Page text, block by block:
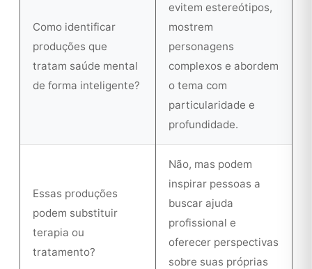
Como identificar
produções que
tratam saúde mental
de forma inteligente?
evitem estereótipos,
mostrem
personagens
complexos e abordem
o tema com
particularidade e
profundidade.
Essas produções
podem substituir
terapia ou
tratamento?
Não, mas podem
inspirar pessoas a
buscar ajuda
profissional e
oferecer perspectivas
sobre suas próprias